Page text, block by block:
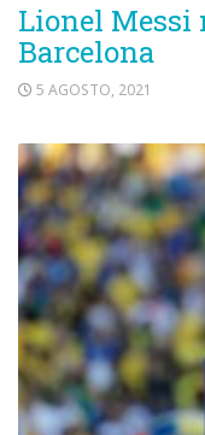
Lionel Messi
Barcelona
5 AGOSTO, 2021